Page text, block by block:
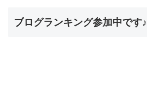
ブログランキング参加中です♪